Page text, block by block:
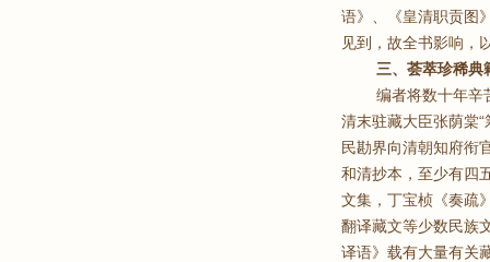
语》、《皇清职贡图
见到，故全书影响，
三、荟萃珍稀典
编者将数十年辛
清末驻藏大臣张荫棠
民勘界向清朝知府衔
和清抄本，至少有四
文集，丁宝桢《奏疏
翻译藏文等少数民族
译语》载有大量有关